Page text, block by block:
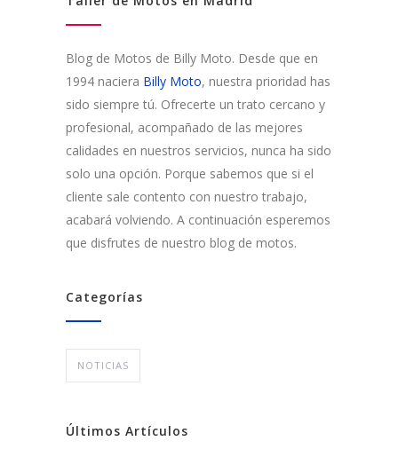
Blog de Motos de Billy Moto. Desde que en
1994 naciera Billy Moto, nuestra prioridad has
sido siempre tú. Ofrecerte un trato cercano y
profesional, acompañado de las mejores
calidades en nuestros servicios, nunca ha sido
solo una opción. Porque sabemos que si el
cliente sale contento con nuestro trabajo,
acabará volviendo. A continuación esperemos
que disfrutes de nuestro blog de motos.
Categorías
NOTICIAS
Últimos Artículos